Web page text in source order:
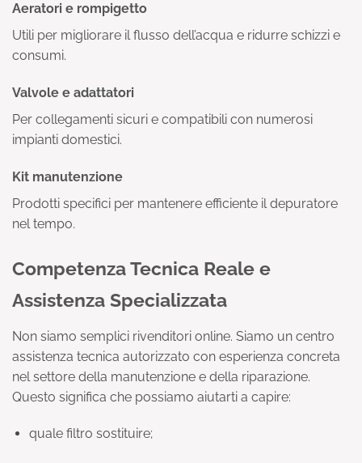
Aeratori e rompigetto
Utili per migliorare il flusso dell’acqua e ridurre schizzi e
consumi.
Valvole e adattatori
Per collegamenti sicuri e compatibili con numerosi
impianti domestici.
Kit manutenzione
Prodotti specifici per mantenere efficiente il depuratore
nel tempo.
Competenza Tecnica Reale e
Assistenza Specializzata
Non siamo semplici rivenditori online. Siamo un centro
assistenza tecnica autorizzato con esperienza concreta
nel settore della manutenzione e della riparazione.
Questo significa che possiamo aiutarti a capire:
quale filtro sostituire;